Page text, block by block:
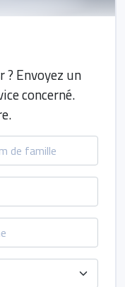
? Envoyez un
concerné.